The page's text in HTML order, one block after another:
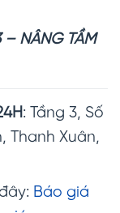
NÂNG TẦM
: Tầng 3, Số
Thanh Xuân,
Báo giá